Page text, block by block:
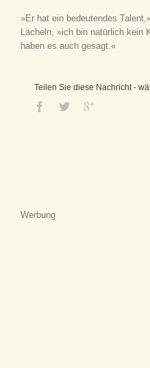
»Er hat ein bedeutendes
Lächeln, »ich bin natürlich kein
haben es auch gesagt.«
Teilen Sie diese Nachricht -
Werbung